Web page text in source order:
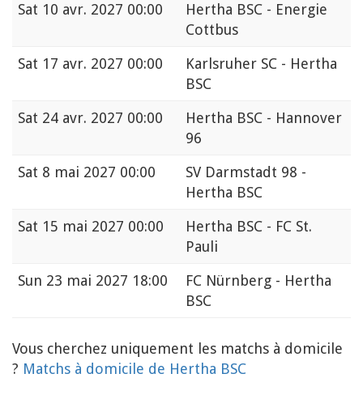
Sat 10 avr. 2027 00:00
Hertha BSC - Energie
Cottbus
Sat 17 avr. 2027 00:00
Karlsruher SC - Hertha
BSC
Sat 24 avr. 2027 00:00
Hertha BSC - Hannover
96
Sat 8 mai 2027 00:00
SV Darmstadt 98 -
Hertha BSC
Sat 15 mai 2027 00:00
Hertha BSC - FC St.
Pauli
Sun 23 mai 2027 18:00
FC Nürnberg - Hertha
BSC
Vous cherchez uniquement les matchs à domicile
? Matchs à domicile de Hertha BSC